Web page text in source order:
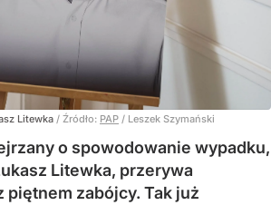
Litewka / Źródło: PAP / Leszek Szymański
o spowodowanie wypadku,
Litewka, przerywa
zabójcy. Tak już